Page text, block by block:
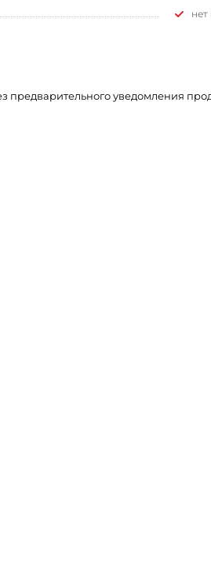
предварительного уведомления